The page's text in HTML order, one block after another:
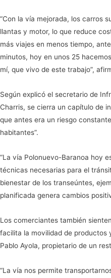
“Con la vía mejorada, los carros
llantas y motor, lo que reduce
más viajes en menos tiempo,
minutos, hoy en unos 25
mí, que vivo de este trabajo”,
Según explicó el secretario de
Charris, se cierra un capítulo de
que antes era un riesgo
habitantes”.
“La vía Polonuevo-Baranoa hoy
técnicas necesarias para el
bienestar de los transeúntes,
planificada genera cambios
Los comerciantes también
facilita la movilidad de productos
Pablo Ayola, propietario de un
“La vía nos permite